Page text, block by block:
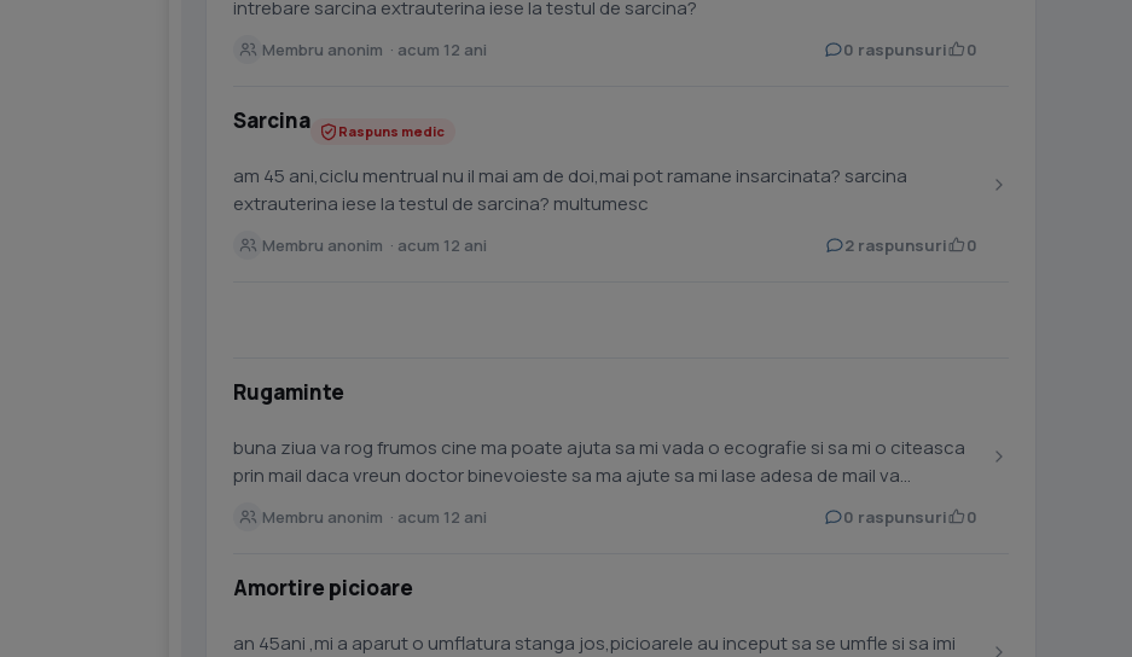
intrebare sarcina extrauterina iese la testul de sarcina?
Membru anonim · acum 12 ani 0 raspunsuri 0
Sarcina Raspuns medic
am 45 ani,ciclu mentrual nu il mai am de doi,mai pot ramane insarcinata? sarcina
extrauterina iese la testul de sarcina? multumesc
Membru anonim · acum 12 ani 2 raspunsuri 0
Rugaminte
buna ziua va rog frumos cine ma poate ajuta sa mi vada o ecografie si sa mi o citeasca
prin mail daca vreun doctor binevoieste sa ma ajute sa mi lase adesa de mail va
Membru anonim · acum 12 ani 0 raspunsuri 0
Amortire picioare
an 45ani ,mi a aparut o umflatura stanga jos,picioarele au inceput sa se umfle si sa imi